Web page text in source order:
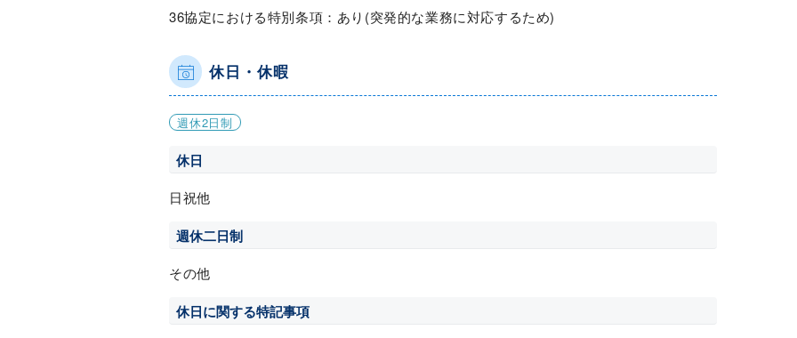
36協定における特別条項：あり(突発的な業務に対応するため)
休日・休暇
週休2日制
休日
日祝他
週休二日制
その他
休日に関する特記事項